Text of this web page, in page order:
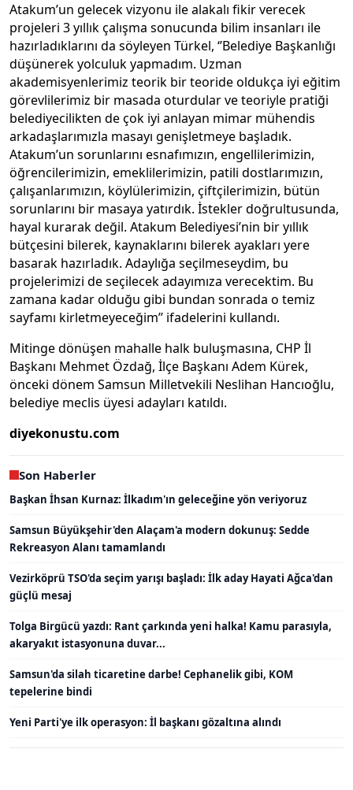
Atakum’un gelecek vizyonu ile alakalı fikir verecek
projeleri 3 yıllık çalışma sonucunda bilim insanları ile
hazırladıklarını da söyleyen Türkel, ‘’Belediye Başkanlığı
düşünerek yolculuk yapmadım. Uzman
akademisyenlerimiz teorik bir teoride oldukça iyi eğitim
görevlilerimiz bir masada oturdular ve teoriyle pratiği
belediyecilikten de çok iyi anlayan mimar mühendis
arkadaşlarımızla masayı genişletmeye başladık.
Atakum’un sorunlarını esnafımızın, engellilerimizin,
öğrencilerimizin, emeklilerimizin, patili dostlarımızın,
çalışanlarımızın, köylülerimizin, çiftçilerimizin, bütün
sorunlarını bir masaya yatırdık. İstekler doğrultusunda,
hayal kurarak değil. Atakum Belediyesi’nin bir yıllık
bütçesini bilerek, kaynaklarını bilerek ayakları yere
basarak hazırladık. Adaylığa seçilmeseydim, bu
projelerimizi de seçilecek adayımıza verecektim. Bu
zamana kadar olduğu gibi bundan sonrada o temiz
sayfamı kirletmeyeceğim’’ ifadelerini kullandı.
Mitinge dönüşen mahalle halk buluşmasına, CHP İl
Başkanı Mehmet Özdağ, İlçe Başkanı Adem Kürek,
önceki dönem Samsun Milletvekili Neslihan Hancıoğlu,
belediye meclis üyesi adayları katıldı.
diyekonustu.com
Son Haberler
Başkan İhsan Kurnaz: İlkadım'ın geleceğine yön veriyoruz
Samsun Büyükşehir'den Alaçam'a modern dokunuş: Sedde
Rekreasyon Alanı tamamlandı
Vezirköprü TSO'da seçim yarışı başladı: İlk aday Hayati Ağca'dan
güçlü mesaj
Tolga Birgücü yazdı: Rant çarkında yeni halka! Kamu parasıyla,
akaryakıt istasyonuna duvar...
Samsun'da silah ticaretine darbe! Cephanelik gibi, KOM
tepelerine bindi
Yeni Parti'ye ilk operasyon: İl başkanı gözaltına alındı